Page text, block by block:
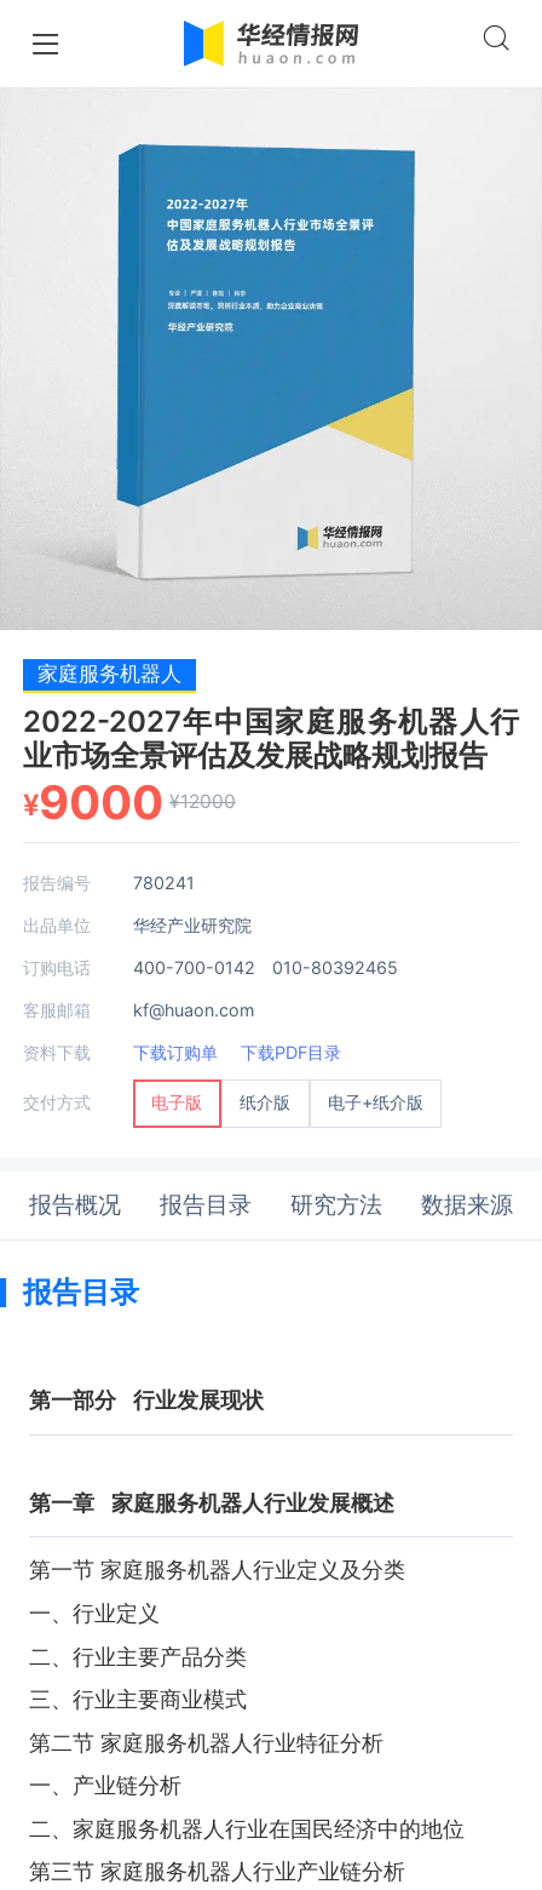
家庭服务机器人
2022-2027年中国家庭服务机器人行
业市场全景评估及发展战略规划报告
¥9000 ¥12000
报告编号 780241
出品单位 华经产业研究院
订购电话 400-700-0142 010-80392465
客服邮箱 kf@huaon.com
资料下载 下载订购单 下载PDF目录
交付方式 电子版 纸介版 电子+纸介版
报告概况 报告目录 研究方法 数据来源
报告目录
第一部分 行业发展现状
第一章 家庭服务机器人行业发展概述
第一节 家庭服务机器人行业定义及分类
一、行业定义
二、行业主要产品分类
三、行业主要商业模式
第二节 家庭服务机器人行业特征分析
一、产业链分析
二、家庭服务机器人行业在国民经济中的地位
第三节 家庭服务机器人行业产业链分析